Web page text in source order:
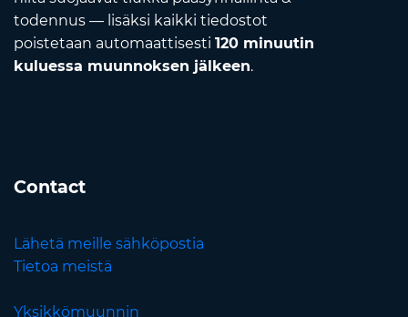
todennus — lisäksi kaikki tiedostot
poistetaan automaattisesti 120 minuutin
kuluessa muunnoksen jälkeen.
Contact
Lähetä meille sähköpostia
Tietoa meistä
Yksikkömuunnin